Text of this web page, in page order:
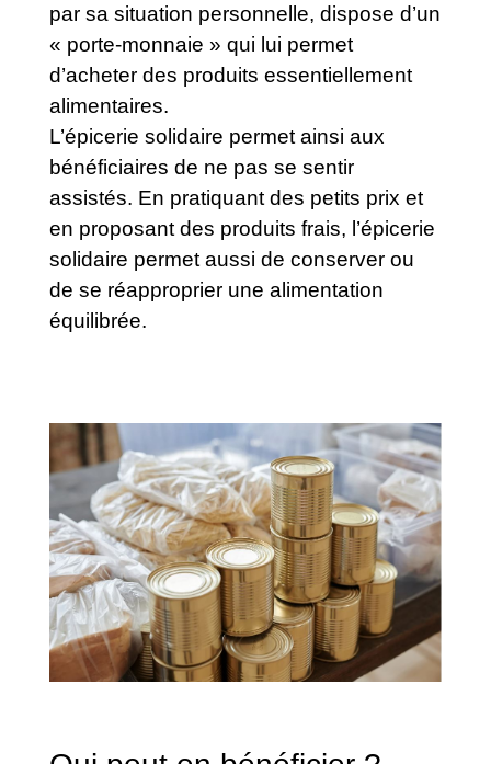
par sa situation personnelle, dispose d’un
« porte-monnaie » qui lui permet
d’acheter des produits essentiellement
alimentaires.
L’épicerie solidaire permet ainsi aux
bénéficiaires de ne pas se sentir
assistés. En pratiquant des petits prix et
en proposant des produits frais, l’épicerie
solidaire permet aussi de conserver ou
de se réapproprier une alimentation
équilibrée.